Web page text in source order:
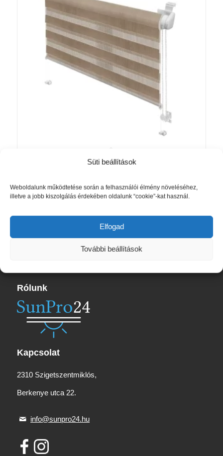
Süti beállítások
Weboldalunk működtetése során a felhasználói élmény növeléséhez,
illetve a jobb kiszolgálás érdekében oldalunk “cookie”-kat használ.
Elfogad
További beállítások
Mini Zebra sávroló 728 mokka
7 566Ft – 14 716FtÁrtartomány:
7
716 Ft
Rólunk
Kapcsolat
2310 Szigetszentmiklós,
Berkenye utca 22.
info@sunpro24.hu